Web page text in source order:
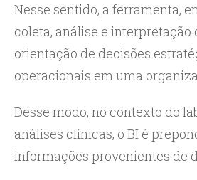
Nesse sentido, a ferramenta,
coleta, análise e interpretação
orientação de decisões
operacionais em uma
Desse modo, no contexto do
análises clínicas, o BI é
informações provenientes de